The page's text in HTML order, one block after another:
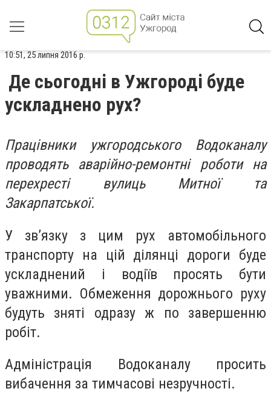
10:51, 25 липня 2016 р.
Де сьогодні в Ужгороді буде
ускладнено рух?
Працівники ужгородського Водоканалу
проводять аварійно-ремонтні роботи на
перехресті вулиць Митної та
Закарпатської.
У зв’язку з цим рух автомобільного
транспорту на цій ділянці дороги буде
ускладнений і водіїв просять бути
уважними. Обмеження дорожнього руху
будуть зняті одразу ж по завершенню
робіт.
Адміністрація Водоканалу просить
вибачення за тимчасові незручності.